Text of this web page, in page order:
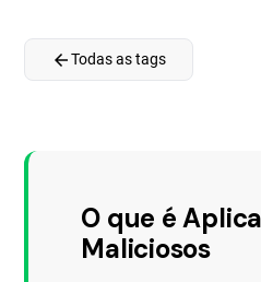
arrow_backTodas as tags
O que é
Maliciosos